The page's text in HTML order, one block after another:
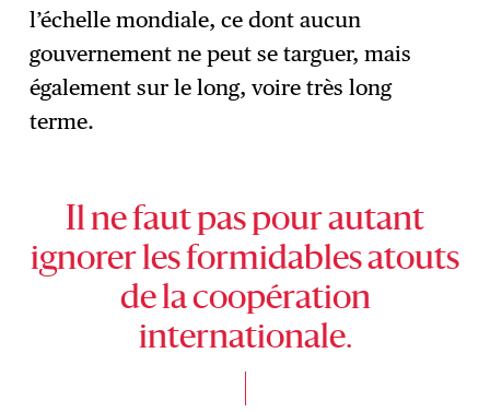
l’échelle mondiale, ce dont aucun
gouvernement ne peut se targuer, mais
également sur le long, voire très long
terme.
Il ne faut pas pour autant
ignorer les formidables atouts
de la coopération
internationale.